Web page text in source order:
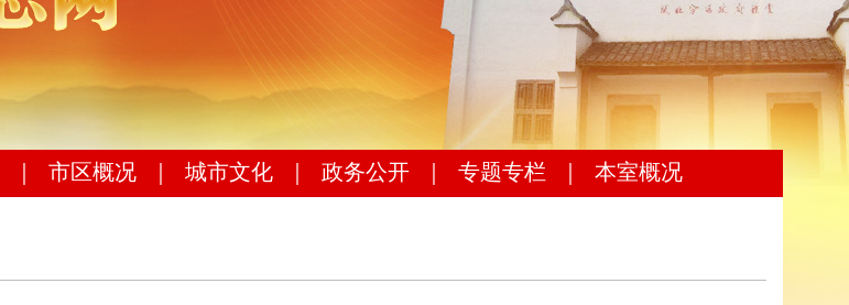
市区概况 城市文化 政务公开 专题专栏 本室概况